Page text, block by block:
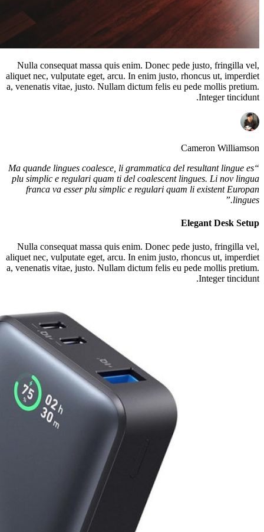
Nulla consequat massa quis enim. Donec pede justo, fringilla vel,
aliquet nec, vulputate eget, arcu. In enim justo, rhoncus ut, imperdiet
a, venenatis vitae, justo. Nullam dictum felis eu pede mollis pretium.
Integer tincidunt.
Cameron Williamson
“Ma quande lingues coalesce, li grammatica del resultant lingue es
plu simplic e regulari quam ti del coalescent lingues. Li nov lingua
franca va esser plu simplic e regulari quam li existent Europan
lingues.”
Elegant Desk Setup
Nulla consequat massa quis enim. Donec pede justo, fringilla vel,
aliquet nec, vulputate eget, arcu. In enim justo, rhoncus ut, imperdiet
a, venenatis vitae, justo. Nullam dictum felis eu pede mollis pretium.
Integer tincidunt.